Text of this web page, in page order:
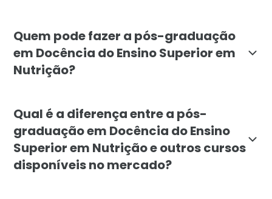
Quem pode fazer a pós-graduação
em Docência do Ensino Superior em
Nutrição?
Qual é a diferença entre a pós-
graduação em Docência do Ensino
Superior em Nutrição e outros cursos
disponíveis no mercado?